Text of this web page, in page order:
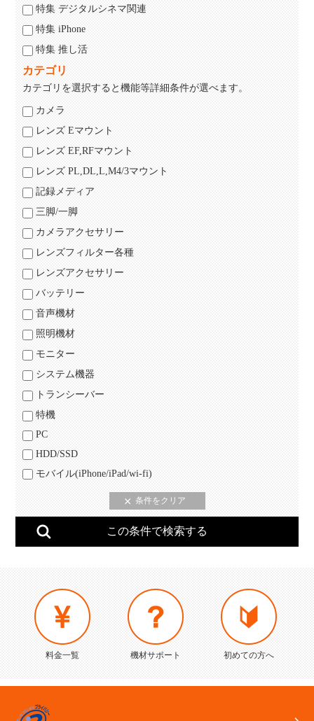
特集 デジタルシネマ関連
特集 iPhone
特集 推し活
カテゴリ
カテゴリを選択すると機能等詳細条件が選べます。
カメラ
レンズ Eマウント
レンズ EF,RFマウント
レンズ PL,DL,L,M4/3マウント
記録メディア
三脚/一脚
カメラアクセサリー
レンズフィルター各種
レンズアクセサリー
バッテリー
音声機材
照明機材
モニター
システム機器
トランシーバー
特機
PC
HDD/SSD
モバイル(iPhone/iPad/wi-fi)
料金一覧 機材サポート 初めての方へ